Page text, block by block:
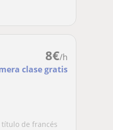
8€/h
clase gratis
título de francés